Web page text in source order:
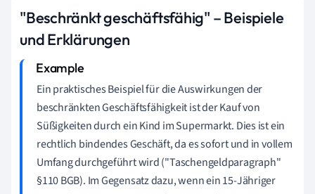
"Beschränkt geschäftsfähig" – Beispiele
und Erklärungen
Ein praktisches Beispiel für die Auswirkungen der
beschränkten Geschäftsfähigkeit ist der Kauf von
Süßigkeiten durch ein Kind im Supermarkt. Dies ist ein
rechtlich bindendes Geschäft, da es sofort und in vollem
Umfang durchgeführt wird ("Taschengeldparagraph"
§110 BGB). Im Gegensatz dazu, wenn ein 15-Jähriger